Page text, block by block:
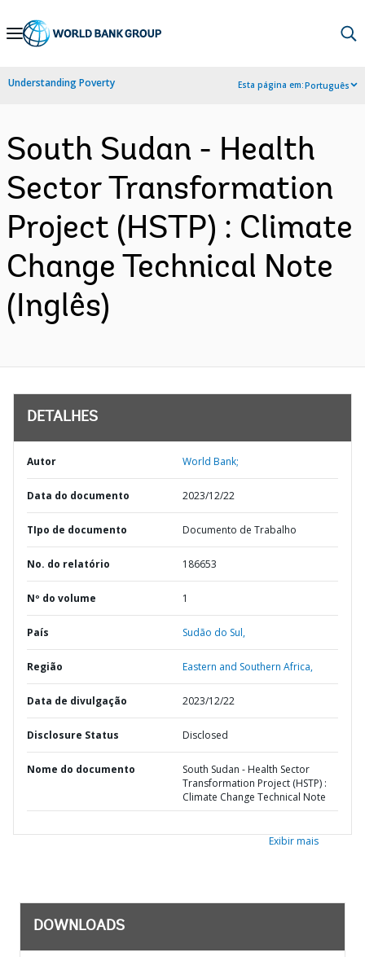
Skip
Navigation
Understanding Poverty Esta página em:Português
South Sudan - Health
Sector Transformation
Project (HSTP) : Climate
Change Technical Note
(Inglês)
DETALHES
Autor World Bank;
Data do documento 2023/12/22
TIpo de documento Documento de Trabalho
No. do relatório 186653
Nº do volume 1
País Sudão do Sul,
Região Eastern and Southern Africa,
Data de divulgação 2023/12/22
Disclosure Status Disclosed
Nome do documento
South Sudan - Health Sector
Transformation Project (HSTP) :
Climate Change Technical Note
Exibir mais
DOWNLOADS